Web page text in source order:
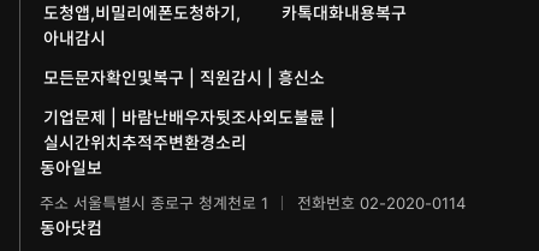
브랜더쿠
IT동아
게임동아
동아마라톤
동아연극상
LG와 함께 하는 서울국제음악콩쿠르
제주 국제사진공모전
도청앱,비밀리에폰도청하기,
아내감시
카톡대화내용복구
모든문자확인및복구 | 직원감시 | 흥신소
기업문제 | 바람난배우자뒷조사외도불륜 |
실시간위치추적주변환경소리
동아일보
주소 서울특별시 종로구 청계천로 1 전화번호 02-2020-0114
동아닷컴